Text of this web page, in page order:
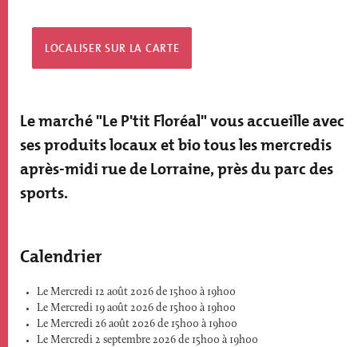
LOCALISER SUR LA CARTE
Le marché "Le P'tit Floréal" vous accueille avec
ses produits locaux et bio tous les mercredis
après-midi rue de Lorraine, près du parc des
sports.
Calendrier
Le Mercredi 12 août 2026 de 15h00 à 19h00
Le Mercredi 19 août 2026 de 15h00 à 19h00
Le Mercredi 26 août 2026 de 15h00 à 19h00
Le Mercredi 2 septembre 2026 de 15h00 à 19h00